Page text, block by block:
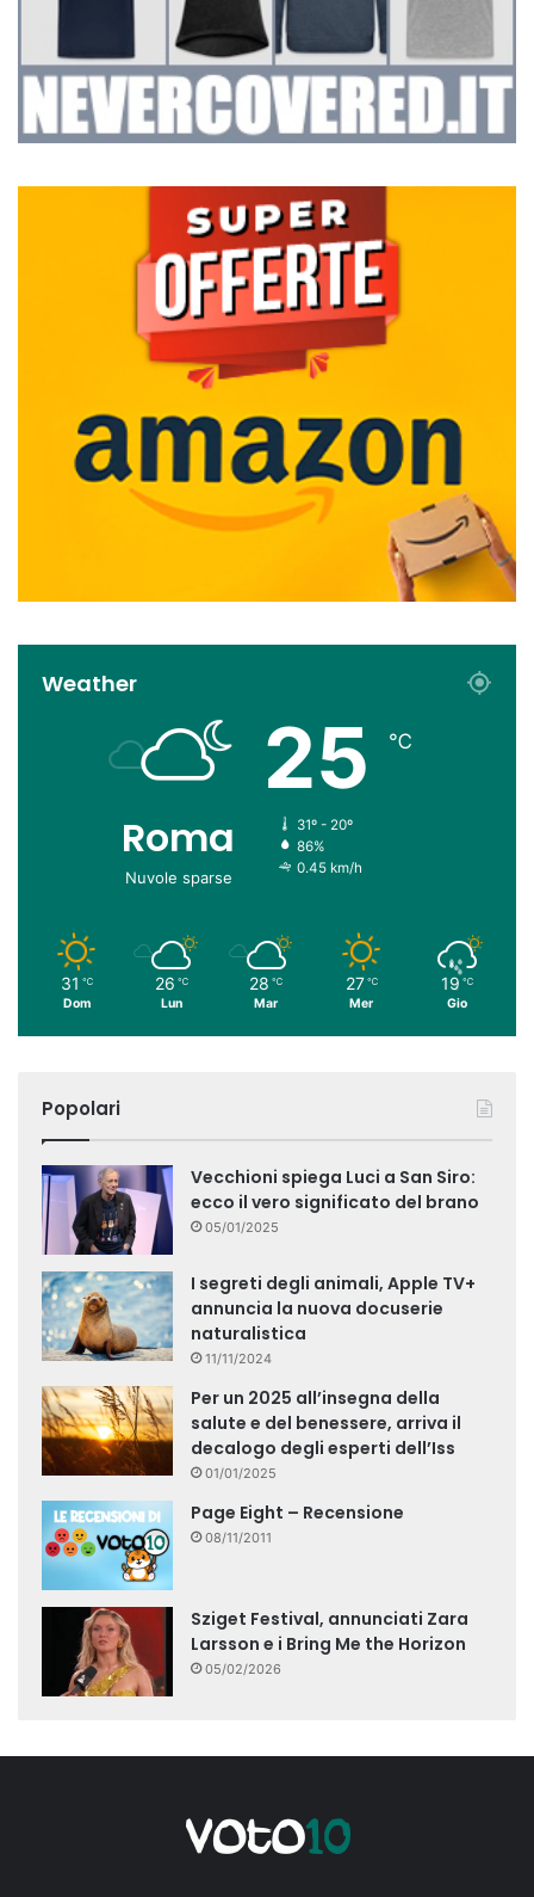
Weather
Roma
Nuvole sparse
25 ℃
31º - 20º
86%
0.45 km/h
31 ℃
Dom
26 ℃
Lun
28 ℃
Mar
27 ℃
Mer
19 ℃
Gio
Popolari
Vecchioni spiega Luci a San Siro:
ecco il vero significato del brano
05/01/2025
I segreti degli animali, Apple TV+
annuncia la nuova docuserie
naturalistica
11/11/2024
Per un 2025 all’insegna della
salute e del benessere, arriva il
decalogo degli esperti dell’Iss
01/01/2025
Page Eight – Recensione
08/11/2011
Sziget Festival, annunciati Zara
Larsson e i Bring Me the Horizon
05/02/2026